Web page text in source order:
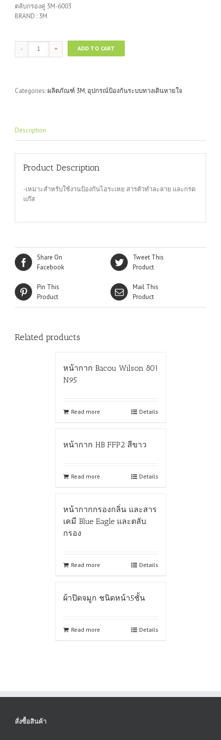
ตลับกรองคู่ 3M-6003
BRAND : 3M
ตลับ
กรอง
quantity
ADD TO CART
Categories:ผลิตภัณฑ์ 3M, อุปกรณ์ป้องกันระบบทางเดินหายใจ
Description
Product Description
-เหมาะสำหรับใช้งานป้องกันไอระเหย สารตัวทำละลาย และกรด
แก๊ส
Share On
Facebook
Tweet This
Product
Pin This
Product
Mail This
Product
Related products
หน้ากาก Bacou Wilson 801
N95
Read more Details
หน้ากาก HB FFP2 สีขาว
Read more Details
หน้ากากกรองกลิ่น และสาร
เคมี Blue Eagle และตลับ
กรอง
Read more Details
ผ้าปิดจมูก ชนิดหน้า5ชั้น
Read more Details
สั่งซื้อสินค้า